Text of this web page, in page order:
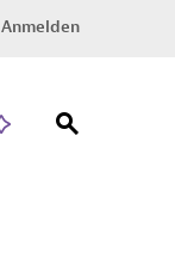
Anmelden